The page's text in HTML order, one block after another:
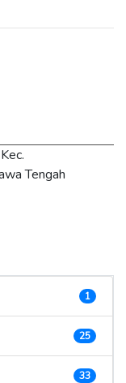
Tengah
1
25
33